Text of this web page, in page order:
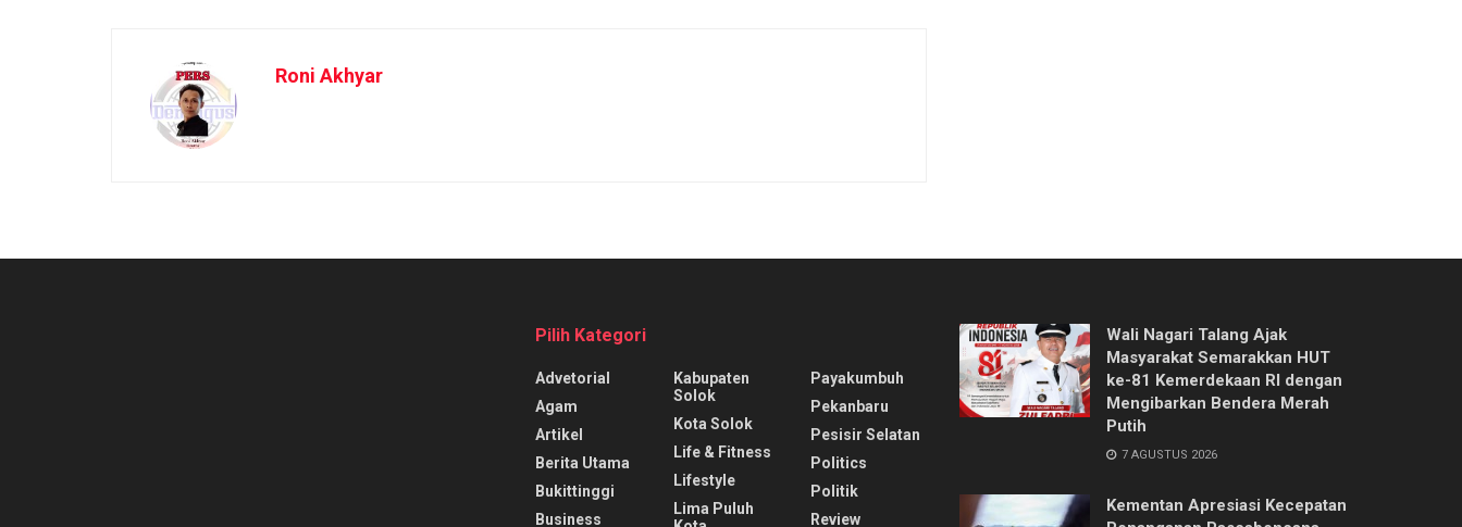
Roni Akhyar
Pilih Kategori
Advetorial
Agam
Artikel
Berita Utama
Bukittinggi
Business
Kabupaten
Solok
Kota Solok
Life & Fitness
Lifestyle
Lima Puluh
Payakumbuh
Pekanbaru
Pesisir Selatan
Politics
Politik
Review
Wali Nagari Talang Ajak
Masyarakat Semarakkan HUT
ke-81 Kemerdekaan RI dengan
Mengibarkan Bendera Merah
Putih
7 AGUSTUS 2026
Kementan Apresiasi Kecepatan